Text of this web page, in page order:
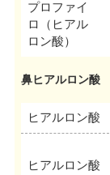
プロファイ
ロ（ヒアル
ロン酸）
鼻ヒアルロン酸
ヒアルロン酸
ヒアルロン酸